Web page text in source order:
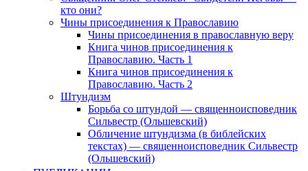
кто они?
Чины присоединения к Православию
Чины присоединения в православную веру
Книга чинов присоединения к
Православию. Часть 1
Книга чинов присоединения к
Православию. Часть 2
Штундизм
Борьба со штундой — священноисповедник
Сильвестр (Ольшевский)
Обличение штундизма (в библейских
текстах) — священноисповедник Сильвестр
(Ольшевский)